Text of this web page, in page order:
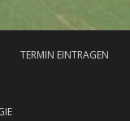
TERMIN EINTRAGEN